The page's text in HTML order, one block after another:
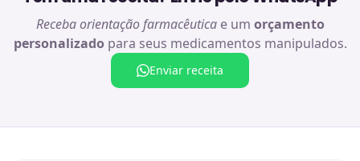
Receba orientação farmacêuticae um orçamento
personalizado para seus medicamentos manipulados.
Enviar receita